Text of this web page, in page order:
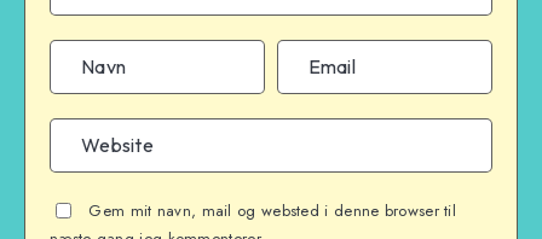
Gem mit navn, mail og websted i denne browser til